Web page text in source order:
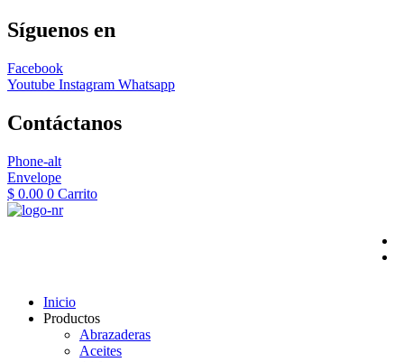
Síguenos en
Facebook
Youtube Instagram Whatsapp
Contáctanos
Phone-alt
Envelope
$ 0.00 0 Carrito
Inicio
Productos
Abrazaderas
Aceites